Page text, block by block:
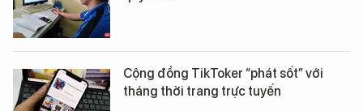
Cộng đồng TikToker “phát sốt” với
tháng thời trang trực tuyến